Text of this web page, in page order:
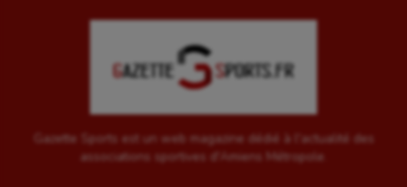
Gazette Sports est un web magazine dédié à l'actualité des
associations sportives d'Amiens Métropole.